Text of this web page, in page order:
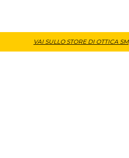
VAI SULLO STORE DI OTTICA SM